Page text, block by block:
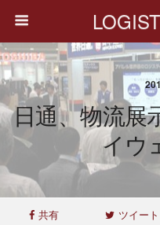
日通、物流展
イウ
共有 ツイート